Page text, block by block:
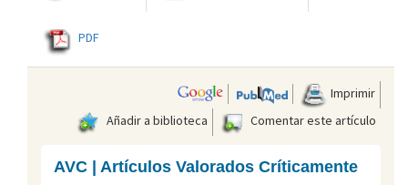
PDF
Imprimir
Añadir a biblioteca
Comentar este artículo
AVC | Artículos Valorados Críticamente